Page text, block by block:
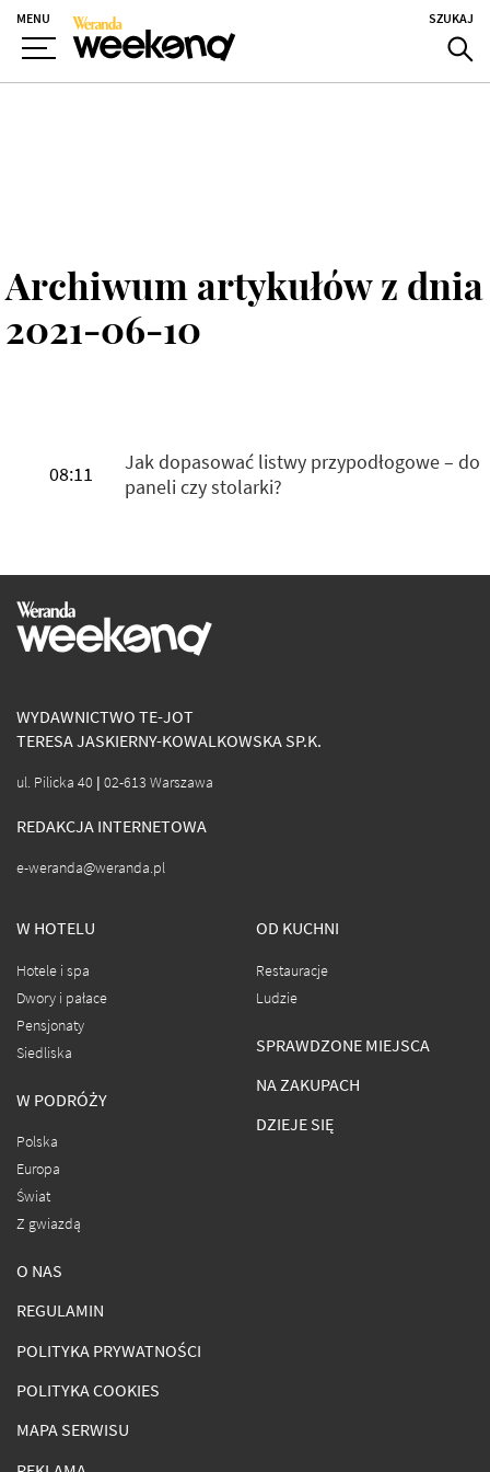
MENU SZUKAJ
Archiwum artykułów z dnia
2021-06-10
08:11
Jak dopasować listwy przypodłogowe – do
paneli czy stolarki?
WYDAWNICTWO TE-JOT
TERESA JASKIERNY-KOWALKOWSKA SP.K.
ul. Pilicka 40 | 02-613 Warszawa
REDAKCJA INTERNETOWA
e-weranda@weranda.pl
W HOTELU
Hotele i spa
Dwory i pałace
Pensjonaty
Siedliska
W PODRÓŻY
Polska
Europa
Świat
Z gwiazdą
OD KUCHNI
Restauracje
Ludzie
SPRAWDZONE MIEJSCA
NA ZAKUPACH
DZIEJE SIĘ
O NAS
REGULAMIN
POLITYKA PRYWATNOŚCI
POLITYKA COOKIES
MAPA SERWISU